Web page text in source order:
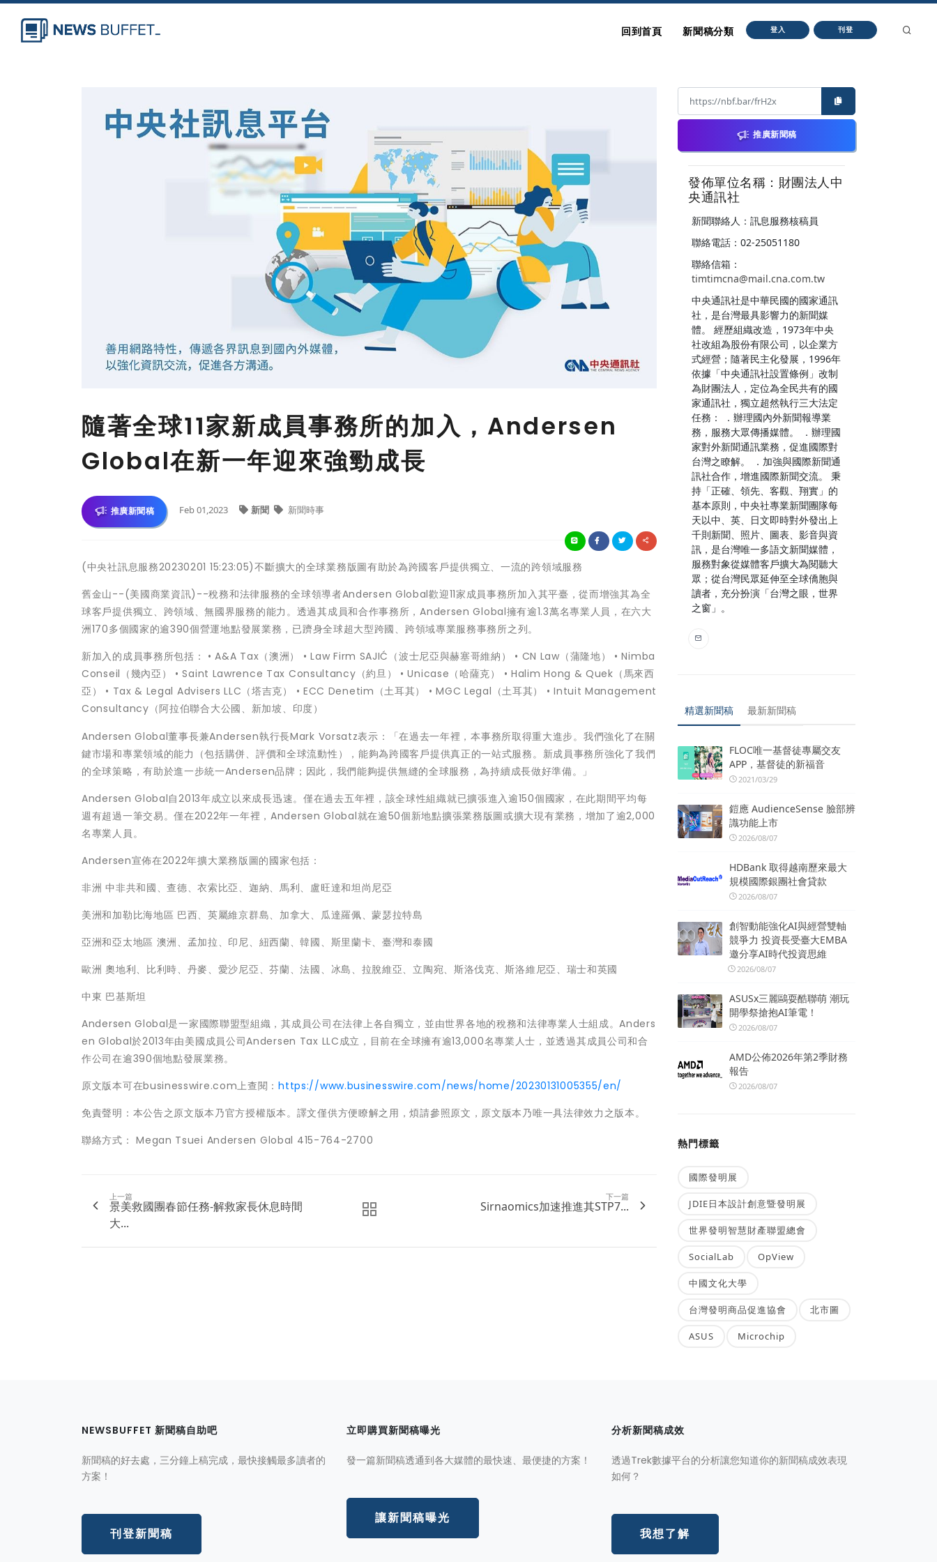
回到首頁 新聞稿分類 登入 刊登
隨著全球11家新成員事務所的加入，Andersen
Global在新一年迎來強勁成長
推廣新聞稿 Feb 01,2023 新聞 新聞時事
(中央社訊息服務20230201 15:23:05)不斷擴大的全球業務版圖有助於為跨國客戶提供獨立、一流的跨領域服務
舊金山--(美國商業資訊)--稅務和法律服務的全球領導者Andersen Global歡迎11家成員事務所加入其平臺，從而增強其為全
球客戶提供獨立、跨領域、無國界服務的能力。透過其成員和合作事務所，Andersen Global擁有逾1.3萬名專業人員，在六大
洲170多個國家的逾390個營運地點發展業務，已躋身全球超大型跨國、跨領域專業服務事務所之列。
新加入的成員事務所包括： • A&A Tax（澳洲） • Law Firm SAJIĆ（波士尼亞與赫塞哥維納） • CN Law（蒲隆地） • Nimba
Conseil（幾內亞） • Saint Lawrence Tax Consultancy（約旦） • Unicase（哈薩克） • Halim Hong & Quek（馬來西
亞） • Tax & Legal Advisers LLC（塔吉克） • ECC Denetim（土耳其） • MGC Legal（土耳其） • Intuit Management
Consultancy（阿拉伯聯合大公國、新加坡、印度）
Andersen Global董事長兼Andersen執行長Mark Vorsatz表示：「在過去一年裡，本事務所取得重大進步。我們強化了在關
鍵市場和專業領域的能力（包括購併、評價和全球流動性），能夠為跨國客戶提供真正的一站式服務。新成員事務所強化了我們
的全球策略，有助於進一步統一Andersen品牌；因此，我們能夠提供無縫的全球服務，為持續成長做好準備。」
Andersen Global自2013年成立以來成長迅速。僅在過去五年裡，該全球性組織就已擴張進入逾150個國家，在此期間平均每
週有超過一筆交易。僅在2022年一年裡，Andersen Global就在逾50個新地點擴張業務版圖或擴大現有業務，增加了逾2,000
名專業人員。
Andersen宣佈在2022年擴大業務版圖的國家包括：
非洲 中非共和國、查德、衣索比亞、迦納、馬利、盧旺達和坦尚尼亞
美洲和加勒比海地區 巴西、英屬維京群島、加拿大、瓜達羅佩、蒙瑟拉特島
亞洲和亞太地區 澳洲、孟加拉、印尼、紐西蘭、韓國、斯里蘭卡、臺灣和泰國
歐洲 奧地利、比利時、丹麥、愛沙尼亞、芬蘭、法國、冰島、拉脫維亞、立陶宛、斯洛伐克、斯洛維尼亞、瑞士和英國
中東 巴基斯坦
Andersen Global是一家國際聯盟型組織，其成員公司在法律上各自獨立，並由世界各地的稅務和法律專業人士組成。Anders
en Global於2013年由美國成員公司Andersen Tax LLC成立，目前在全球擁有逾13,000名專業人士，並透過其成員公司和合
作公司在逾390個地點發展業務。
原文版本可在businesswire.com上查閱：https://www.businesswire.com/news/home/20230131005355/en/
免責聲明：本公告之原文版本乃官方授權版本。譯文僅供方便瞭解之用，煩請參照原文，原文版本乃唯一具法律效力之版本。
聯絡方式： Megan Tsuei Andersen Global 415-764-2700
上一篇
景美救國團春節任務-解救家長休息時間
大...
下一篇
Sirnaomics加速推進其STP7...
推廣新聞稿
發佈單位名稱：財團法人中
央通訊社
新聞聯絡人：訊息服務核稿員
聯絡電話：02-25051180
聯絡信箱：
timtimcna@mail.cna.com.tw
中央通訊社是中華民國的國家通訊
社，是台灣最具影響力的新聞媒
體。 經歷組織改造，1973年中央
社改組為股份有限公司，以企業方
式經營；隨著民主化發展，1996年
依據「中央通訊社設置條例」改制
為財團法人，定位為全民共有的國
家通訊社，獨立超然執行三大法定
任務： ．辦理國內外新聞報導業
務，服務大眾傳播媒體。 ．辦理國
家對外新聞通訊業務，促進國際對
台灣之瞭解。 ．加強與國際新聞通
訊社合作，增進國際新聞交流。 秉
持「正確、領先、客觀、翔實」的
基本原則，中央社專業新聞團隊每
天以中、英、日文即時對外發出上
千則新聞、照片、圖表、影音與資
訊，是台灣唯一多語文新聞媒體，
服務對象從媒體客戶擴大為閱聽大
眾；從台灣民眾延伸至全球僑胞與
讀者，充分扮演「台灣之眼，世界
之窗」。
精選新聞稿 最新新聞稿
FLOC唯一基督徒專屬交友
APP，基督徒的新福音
2021/03/29
鎧應 AudienceSense 臉部辨
識功能上市
2026/08/07
HDBank 取得越南歷來最大
規模國際銀團社會貸款
2026/08/07
創智動能強化AI與經營雙軸
競爭力 投資長受臺大EMBA
邀分享AI時代投資思維
2026/08/07
ASUSx三麗鷗耍酷聯萌 潮玩
開學祭搶抱AI筆電！
2026/08/07
AMD公佈2026年第2季財務
報告
2026/08/07
熱門標籤
國際發明展
JDIE日本設計創意暨發明展
世界發明智慧財產聯盟總會
SocialLab OpView
中國文化大學
台灣發明商品促進協會 北市圖
ASUS Microchip
NEWSBUFFET 新聞稿自助吧
新聞稿的好去處，三分鐘上稿完成，最快接觸最多讀者的
方案！
刊登新聞稿
立即購買新聞稿曝光
發一篇新聞稿透通到各大媒體的最快速、最便捷的方案！
讓新聞稿曝光
分析新聞稿成效
透過Trek數據平台的分析讓您知道你的新聞稿成效表現
如何？
我想了解